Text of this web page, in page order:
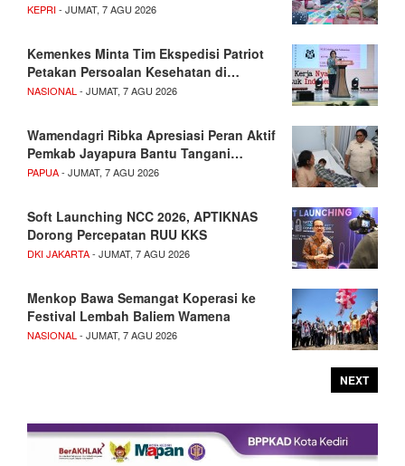
KEPRI- JUMAT, 7 AGU 2026
Kemenkes Minta Tim Ekspedisi Patriot
Petakan Persoalan Kesehatan di…
NASIONAL - JUMAT, 7 AGU 2026
Wamendagri Ribka Apresiasi Peran Aktif
Pemkab Jayapura Bantu Tangani…
PAPUA- JUMAT, 7 AGU 2026
Soft Launching NCC 2026, APTIKNAS
Dorong Percepatan RUU KKS
DKI JAKARTA- JUMAT, 7 AGU 2026
Menkop Bawa Semangat Koperasi ke
Festival Lembah Baliem Wamena
NASIONAL - JUMAT, 7 AGU 2026
NEXT